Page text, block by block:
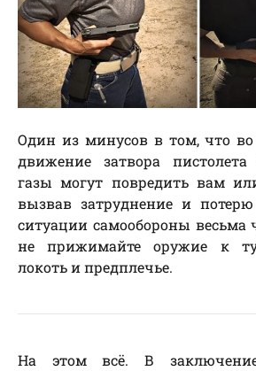
Один из минусов в том, что
движение затвора
газы могут повредить вам
вызвав затруднение и
ситуации самообороны весьма
не прижимайте оружие к
локоть и предплечье.
На этом всё. В